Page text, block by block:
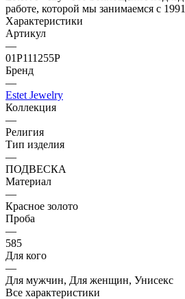
работе, которой мы занимаемся с
Характеристики
Артикул
—
01Р111255Р
Бренд
—
Estet Jewelry
Коллекция
—
Религия
Тип изделия
—
ПОДВЕСКА
Материал
—
Красное золото
Проба
—
585
Для кого
—
Для мужчин, Для женщин, Унисекс
Все характеристики